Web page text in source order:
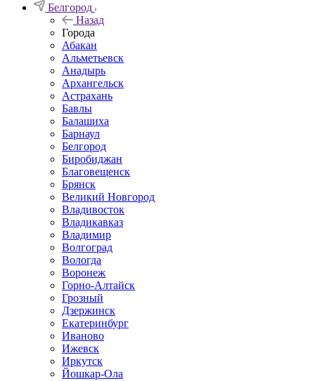
Белгород
Назад
Города
Абакан
Альметьевск
Анадырь
Архангельск
Астрахань
Бавлы
Балашиха
Барнаул
Белгород
Биробиджан
Благовещенск
Брянск
Великий Новгород
Владивосток
Владикавказ
Владимир
Волгоград
Вологда
Воронеж
Горно-Алтайск
Грозный
Дзержинск
Екатеринбург
Иваново
Ижевск
Иркутск
Йошкар-Ола